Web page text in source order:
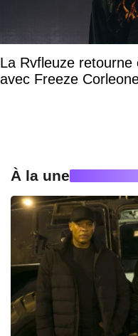
La Rvfleuze
avec Freeze
À la une